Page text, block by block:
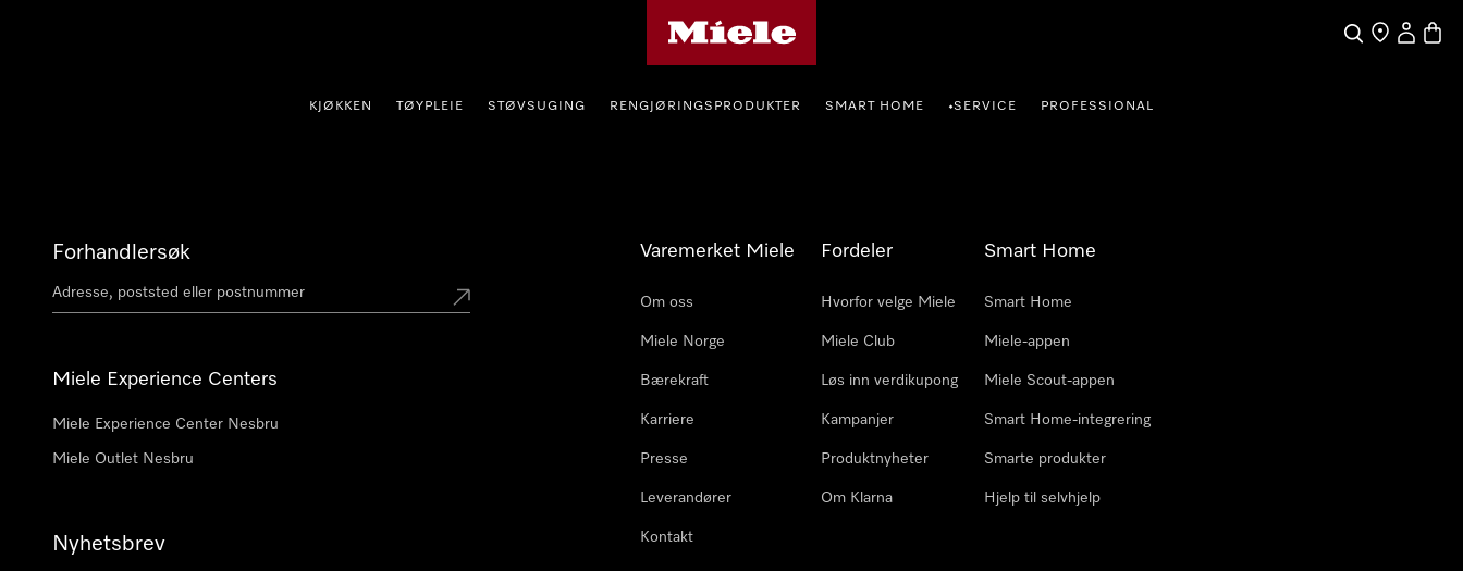
Søk
Finn enMin Konto
KJØKKEN TØYPLEIE STØVSUGING RENGJØRINGSPRODUKTER SMART HOME •SERVICE PROFESSIONAL
Forhandlersøk
Miele Experience Centers
Miele Experience Center Nesbru
Miele Outlet Nesbru
Nyhetsbrev
Varemerket Miele
Om oss
Miele Norge
Bærekraft
Karriere
Presse
Leverandører
Kontakt
Fordeler
Hvorfor velge Miele
Miele Club
Løs inn verdikupong
Kampanjer
Produktnyheter
Om Klarna
Smart Home
Smart Home
Miele-appen
Miele Scout-appen
Smart Home-integrering
Smarte produkter
Hjelp til selvhjelp